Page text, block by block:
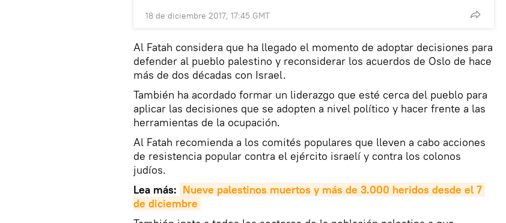
18 de diciembre 2017, 17:45 GMT
Al Fatah considera que ha llegado el momento de adoptar decisiones para
defender al pueblo palestino y reconsiderar los acuerdos de Oslo de hace
más de dos décadas con Israel.
También ha acordado formar un liderazgo que esté cerca del pueblo para
aplicar las decisiones que se adopten a nivel político y hacer frente a las
herramientas de la ocupación.
Al Fatah recomienda a los comités populares que lleven a cabo acciones
de resistencia popular contra el ejército israelí y contra los colonos
judíos.
Lea más: Nueve palestinos muertos y más de 3.000 heridos desde el 7
de diciembre